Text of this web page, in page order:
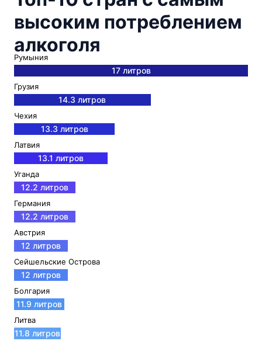
высоким потреблением
алкоголя
Румыния
17 литров
Грузия
14.3 литров
Чехия
13.3 литров
Латвия
13.1 литров
Уганда
12.2 литров
Германия
12.2 литров
Австрия
12 литров
Сейшельские Острова
12 литров
Болгария
11.9 литров
Литва
11.8 литров